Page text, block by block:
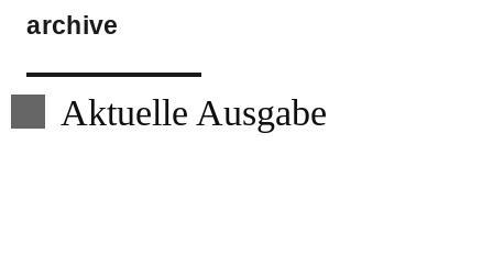
archive
Aktuelle Ausgabe